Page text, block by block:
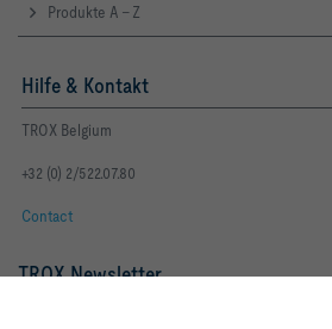
Produkte A - Z
Hilfe & Kontakt
TROX Belgium
+32 (0) 2/522.07.80
Contact
TROX Newsletter